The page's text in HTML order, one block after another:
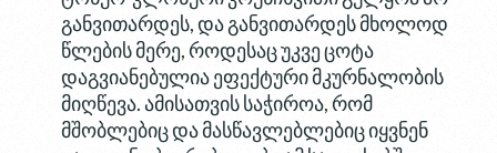
განვითარდეს, და განვითარდეს მხოლოდ
წლების მერე, როდესაც უკვე ცოტა
დაგვიანებულია ეფექტური მკურნალობის
მიღწევა. ამისათვის საჭიროა, რომ
მშობლებიც და მასწავლებლებიც იყვნენ